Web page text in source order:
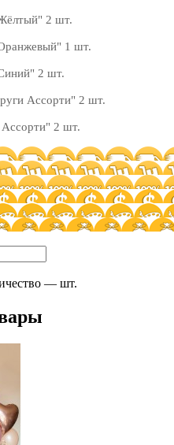
2 шт.
1 шт.
2 шт.
Ассорти" 2 шт.
Ассорти" 2 шт.
— шт.